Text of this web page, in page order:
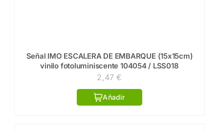
Señal IMO ESCALERA DE EMBARQUE (15x15cm)
vinilo fotoluminiscente 104054 / LSS018
2,47€
Añadir